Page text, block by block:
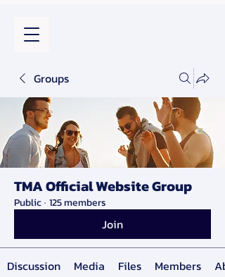
Groups
TMA Official Website Group
Public· 125 members
Join
Discussion Media Files Members